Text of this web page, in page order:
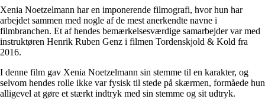
Xenia Noetzelmann har en imponerende filmografi, hvor hun har
arbejdet sammen med nogle af de mest anerkendte navne i
filmbranchen. Et af hendes bemærkelsesværdige samarbejder var med
instruktøren Henrik Ruben Genz i filmen Tordenskjold & Kold fra
2016.
I denne film gav Xenia Noetzelmann sin stemme til en karakter, og
selvom hendes rolle ikke var fysisk til stede på skærmen, formåede hun
alligevel at gøre et stærkt indtryk med sin stemme og sit udtryk.